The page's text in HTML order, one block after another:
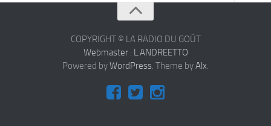
COPYRIGHT © LA RADIO DU GOÛT
Webmaster : L.ANDREETTO
Powered byWordPress. Theme byAlx.